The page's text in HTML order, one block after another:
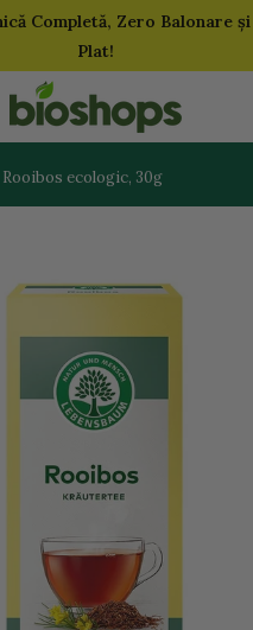
Completă, Zero Balonare și
Plat!
Rooibos ecologic, 30g